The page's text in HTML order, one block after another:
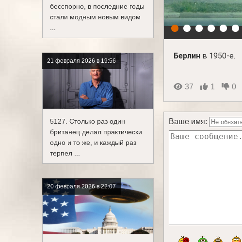
бесспорно, в последние годы
стали модным новым видом
21 февраля 2026 в 19:56
5127. Столько раз один
британец делал практически
одно и то же, и каждый раз
терпел ...
20 февраля 2026 в 22:07
Берлин в 1950-е.
37 1 0
Ваше имя: